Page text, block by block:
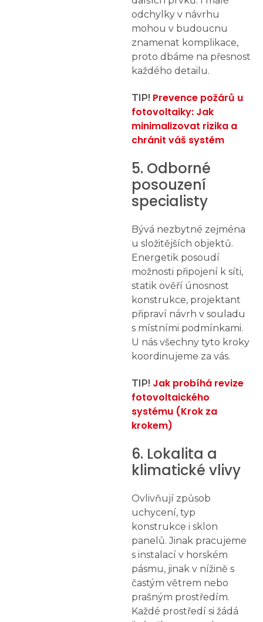
odchylky v návrhu
mohou v budoucnu
znamenat komplikace,
proto dbáme na přesnost
každého detailu.
TIP! Prevence požárů u
fotovoltaiky: Jak
minimalizovat rizika a
chránit váš systém
5. Odborné
posouzení
specialisty
Bývá nezbytné zejména
u složitějších objektů.
Energetik posoudí
možnosti připojení k síti,
statik ověří únosnost
konstrukce, projektant
připraví návrh v souladu
s místními podmínkami.
U nás všechny tyto kroky
koordinujeme za vás.
TIP! Jak probíhá revize
fotovoltaického
systému (Krok za
krokem)
6. Lokalita a
klimatické vlivy
Ovlivňují způsob
uchycení, typ
konstrukce i sklon
panelů. Jinak pracujeme
s instalací v horském
pásmu, jinak v nížině s
častým větrem nebo
prašným prostředím.
Každé prostředí si žádá